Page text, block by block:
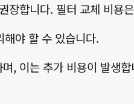
장합니다. 필터 교체 비용
야 할 수 있습니다.
, 이는 추가 비용이 발생합